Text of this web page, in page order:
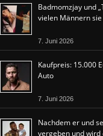
Badmomzjay und
vielen Männern
7. Juni 2026
Kaufpreis: 15.000
Auto
7. Juni 2026
Nachdem er und
vergeben und